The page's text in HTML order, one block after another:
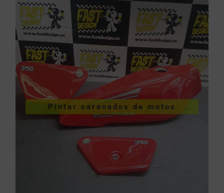
Pintar carenados de motos
Pintar carenados de
motos
VER PINTURA DE CARENADOS